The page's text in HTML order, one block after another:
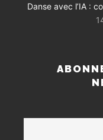
Danse avec l’IA :